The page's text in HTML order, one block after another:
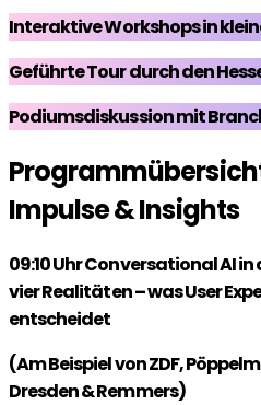
Interaktive Workshops in
Geführte Tour durch den
Podiumsdiskussion mit
Impulse & Insights
09:10 Uhr Conversational AI in
vier Realitäten – was User
entscheidet
(Am Beispiel von ZDF,
Dresden & Remmers)